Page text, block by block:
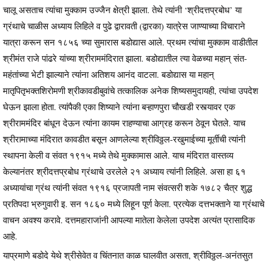
चालू असताच त्यांचा मुक्काम उज्जैन क्षेत्री झाला. तेथे त्यांनी ‘श्रीदत्तप्रबोध’ या
ग्रंथाचे चाळीस अध्याय लिहिले व पुढे द्वारावती (द्वारका) यात्रेस जाण्याच्या विचाराने
यात्रा करून सन १८५६ च्या सुमारास बडोद्यास आले. प्रथम त्यांचा मुक्काम वाडीतील
श्रीमंत राजे पांढरे यांच्या श्रीराममंदिरात झाला. बडोद्यातील त्या वेळच्या महान् संत-
महंतांच्या भेटी झाल्याने त्यांना अतिशय आनंद वाटला. बडोद्यास या महान्
मातृपितृभक्तशिरोमणी श्रीकावडीबुवांचे तत्कालिक अनेक शिष्यसमुदायही, त्यांचा उपदेश
घेऊन झाला होता. त्यांपैकी एका शिष्याने त्यांना बऱ्हाणपुरा चौखडी रस्त्यावर एक
श्रीराममंदिर बांधून देऊन त्यांना कायम राहण्याचा आग्रह करून ठेवून घेतले. याच
श्रीरामाच्या मंदिरात कावडीत बसून आणलेल्या श्रीविठ्ठल-रखुमाईच्या मूर्तीची त्यांनी
स्थापना केली व संवत १९१५ मध्ये तेथे मुक्कामास आले. याच मंदिरात वास्तव्य
केल्यानंतर श्रीदत्तप्रबोध ग्रंथाचे उरलेले २१ अध्याय त्यांनी लिहिले. असा हा ६१
अध्यायांचा ग्रंथ त्यांनी संवत १९१६ प्रजापती नाम संवत्सरी शके १७८२ चैत्र शुद्ध
प्रतिपदा भ्रुगुवारी इ. सन १८६० मध्ये लिहून पूर्ण केला. प्रत्येक दत्तभक्ताने या ग्रंथाचे
वाचन अवश्य करावे. दत्तमहाराजांनी आपल्या मातेला केलेला उपदेश अत्यंत प्रासादिक
आहे.
याप्रमाणे बडोदे येथे श्रीसेवेत व चिंतनात काळ घालवीत असता, श्रीविठ्ठल-अनंतसुत